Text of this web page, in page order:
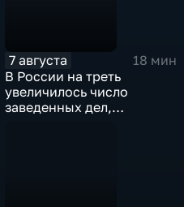
7 августа
18 мин
В России на треть
увеличилось число
заведенных дел,